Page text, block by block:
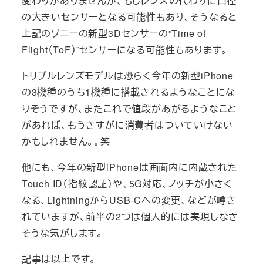
の大きいセンサーとなる可能性もあり、そうなると
上記のソニーの新型3Dセンサーの”Time of
Flight（ToF）”センサーになる可能性もあります。
トリプルレンズモデルは恐らく今年の新型iPhone
の3機種のうち1機種に搭載されるようなことにな
りそうですが、またこれで値段があがるようなこと
があれば、もうさすがに消費者はついていけない
かもしれません。。笑
他にも、今年の新型iPhoneは画面内に内蔵された
Touch ID（指紋認証）や、5G対応、ノッチが小さく
なる、LightningからUSB-Cへの変更、などが噂さ
れていますが、前半の2つは個人的には実現しなさ
そうな気がします。
記事は以上です。